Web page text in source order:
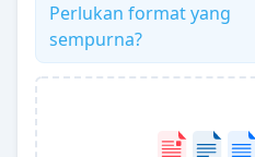
Perlukan format yang
sempurna?